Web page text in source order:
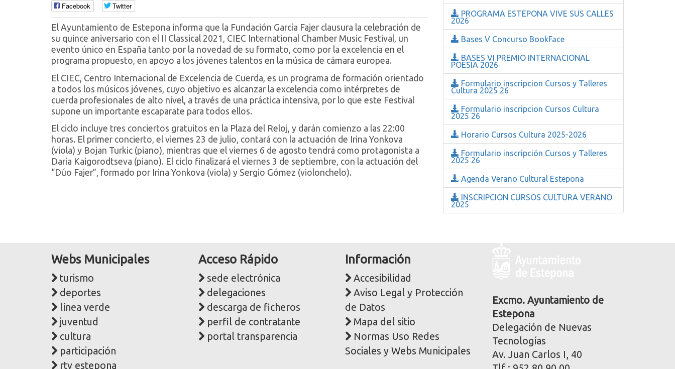
Facebook Twitter
El Ayuntamiento de Estepona informa que la Fundación García Fajer clausura la celebración de
su quince aniversario con el II Classical 2021, CIEC International Chamber Music Festival, un
evento único en España tanto por la novedad de su formato, como por la excelencia en el
programa propuesto, en apoyo a los jóvenes talentos en la música de cámara europea.
El CIEC, Centro Internacional de Excelencia de Cuerda, es un programa de formación orientado
a todos los músicos jóvenes, cuyo objetivo es alcanzar la excelencia como intérpretes de
cuerda profesionales de alto nivel, a través de una práctica intensiva, por lo que este Festival
supone un importante escaparate para todos ellos.
El ciclo incluye tres conciertos gratuitos en la Plaza del Reloj, y darán comienzo a las 22:00
horas. El primer concierto, el viernes 23 de julio, contará con la actuación de Irina Yonkova
(viola) y Bojan Turkic (piano), mientras que el viernes 6 de agosto tendrá como protagonista a
Daría Kaigorodtseva (piano). El ciclo finalizará el viernes 3 de septiembre, con la actuación del
“Dúo Fajer”, formado por Irina Yonkova (viola) y Sergio Gómez (violonchelo).
PROGRAMA ESTEPONA VIVE SUS CALLES
2026
Bases V Concurso BookFace
BASES VI PREMIO INTERNACIONAL
POESÍA 2026
Formulario inscripcion Cursos y Talleres
Cultura 2025 26
Formulario inscripcion Cursos Cultura
2025 26
Horario Cursos Cultura 2025-2026
Formulario inscripción Cursos y Talleres
2025 26
Agenda Verano Cultural Estepona
INSCRIPCION CURSOS CULTURA VERANO
2025
Webs Municipales
turismo
deportes
línea verde
juventud
cultura
participación
rtv estepona
Acceso Rápido
sede electrónica
delegaciones
descarga de ficheros
perfil de contratante
portal transparencia
Información
Accesibilidad
Aviso Legal y Protección
de Datos
Mapa del sitio
Normas Uso Redes
Sociales y Webs Municipales
corporativa
Excmo. Ayuntamiento de
Estepona
Delegación de Nuevas
Tecnologías
Av. Juan Carlos I, 40